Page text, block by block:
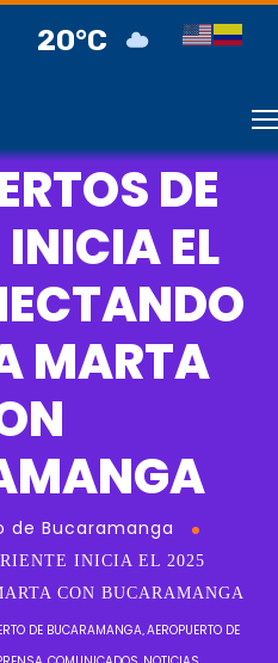
20°C
DE
EL
MARTA
de Bucaramanga
INICIA EL 2025
CON BUCARAMANGA
DE BUCARAMANGA,AEROPUERTO DE